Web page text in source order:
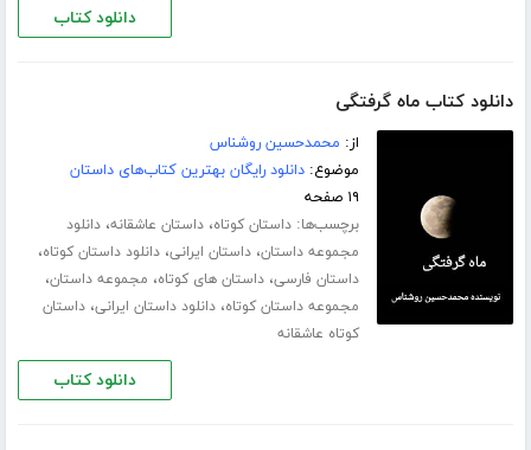
دانلود کتاب
دانلود کتاب ماه گرفتگی
از: محمدحسین روشناس
موضوع:دانلود رایگان بهترین کتاب‌های داستان
۱۹ صفحه
برچسب‌ها:داستان کوتاه،داستان عاشقانه،دانلود
مجموعه داستان،داستان ایرانی،دانلود داستان کوتاه،
داستان فارسی،داستان های کوتاه، مجموعه داستان،
مجموعه داستان کوتاه،دانلود داستان ایرانی،داستان
کوتاه عاشقانه
دانلود کتاب